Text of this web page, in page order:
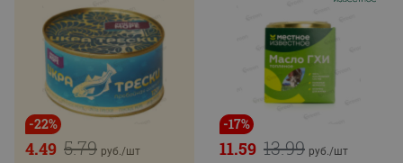
-22%
5.79
4.49 руб./шт
-17%
13.99
11.59 руб./шт